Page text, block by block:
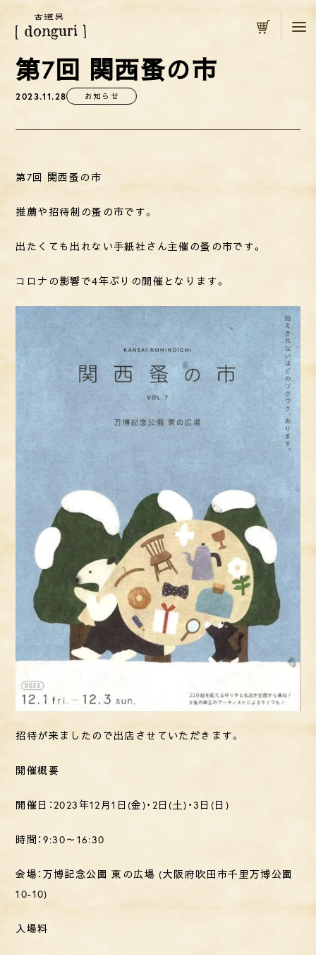
カー
第7回 関西蚤の市
2023.11.28 お知らせ
第7回 関西蚤の市
推薦や招待制の蚤の市です。
出たくても出れない手紙社さん主催の蚤の市です。
コロナの影響で4年ぶりの開催となります。
招待が来ましたので出店させていただきます。
開催概要
開催日：2023年12月1日(金)・2日(土)・3日(日)
時間：9:30～16:30
会場：万博記念公園 東の広場 (大阪府吹田市千里万博公園
10-10)
入場料